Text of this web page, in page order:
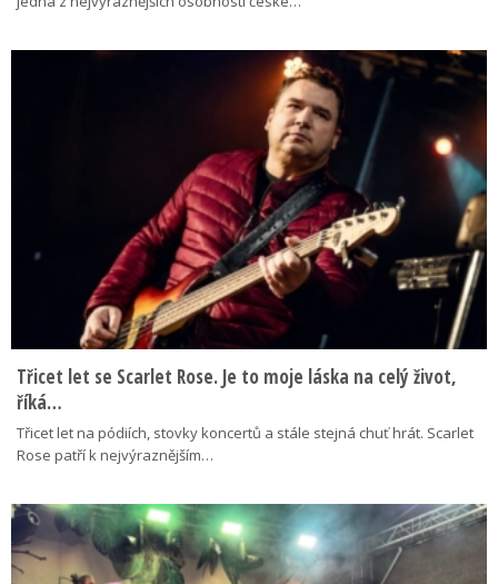
Třicet let se Scarlet Rose. Je to moje láska na celý život,
říká…
Třicet let na pódiích, stovky koncertů a stále stejná chuť hrát. Scarlet
Rose patří k nejvýraznějším…